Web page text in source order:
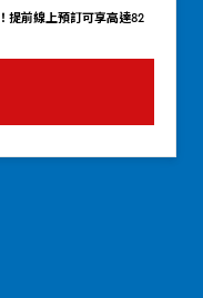
提前線上預訂可享高達82